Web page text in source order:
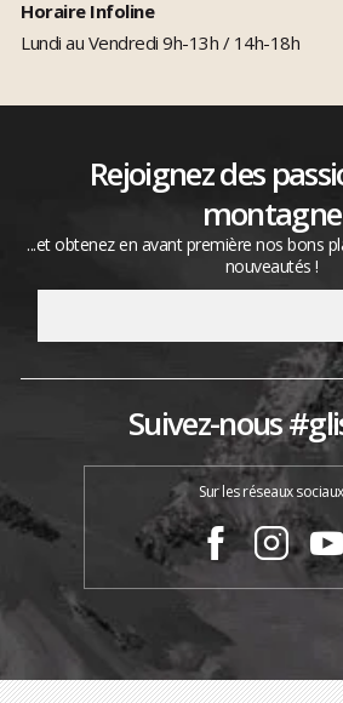
Horaire Infoline
Lundi au Vendredi 9h-13h / 14h-18h
Rejoignez des
montagne
...et obtenez en avant première nos bons
nouveautés !
Suivez-nous
Sur les réseaux sociaux